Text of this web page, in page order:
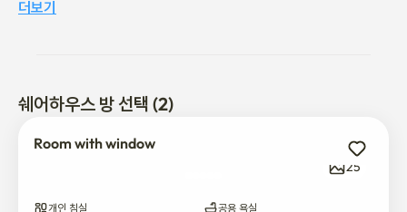
2. 신발장은 객실 번호에 맞게 개인 신발을 넣어 주세요. 중요한 신
고해주세요.🙃
4. 실내에서는 개인 슬리퍼를 꼭 이용해주세요. 호미스테이를 개인
블로그 또는 인스타 게시글 포스팅 해주시면 실내용 슬리퍼를 무료
더보기
쉐어하우스 방 선택 (2)
Room with window
25
개인 침실
공용 욕실